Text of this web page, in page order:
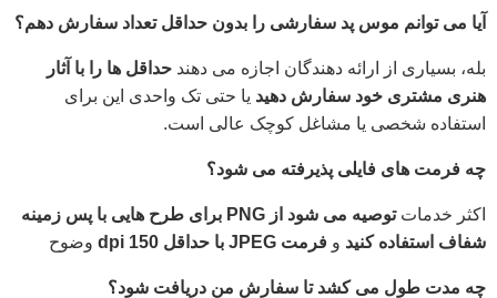
آیا می توانم موس پد سفارشی را بدون حداقل تعداد سفارش دهم؟
بله، بسیاری از ارائه دهندگان اجازه می دهند حداقل ها را با آثار
هنری مشتری خود سفارش دهید یا حتی تک واحدی این برای
استفاده شخصی یا مشاغل کوچک عالی است.
چه فرمت های فایلی پذیرفته می شود؟
اکثر خدمات
توصیه می شود از PNG برای طرح هایی با پس زمینه
شفاف استفاده کنید و فرمت JPEG با حداقل 150 dpi وضوح
چه مدت طول می کشد تا سفارش من دریافت شود؟